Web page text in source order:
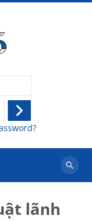
Log
in
Search
lãnh